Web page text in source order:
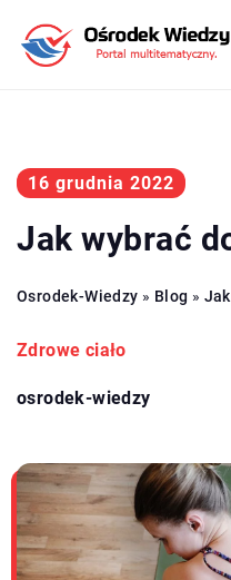
16 grudnia 2022
Jak wybrać
Osrodek-Wiedzy » Blog »
Zdrowe ciało
osrodek-wiedzy